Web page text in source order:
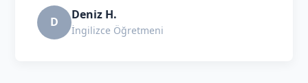
D Deniz H.
İngilizce Öğretmeni